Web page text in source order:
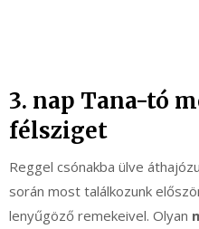
3. nap Tana-tó
félsziget
Reggel csónakba ülve
során most találkozunk
lenyűgöző remekeivel. Olyan